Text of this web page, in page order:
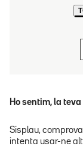
Ho sentim, la
Sisplau,
intenta usar-ne